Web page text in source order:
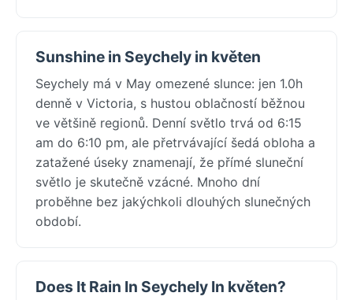
Sunshine in Seychely in květen
Seychely má v May omezené slunce: jen 1.0h
denně v Victoria, s hustou oblačností běžnou
ve většině regionů. Denní světlo trvá od 6:15
am do 6:10 pm, ale přetrvávající šedá obloha a
zatažené úseky znamenají, že přímé sluneční
světlo je skutečně vzácné. Mnoho dní
proběhne bez jakýchkoli dlouhých slunečných
období.
Does It Rain In Seychely In květen?